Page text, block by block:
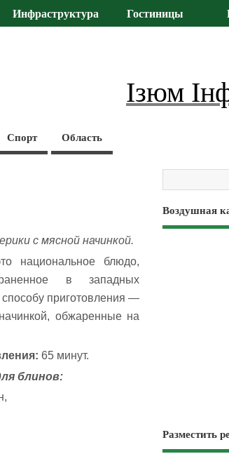
Инфраструктура Гостиницы
Ізюм
Спорт Область
с мясной начинкой.
национальное блюдо,
в западных
приготовления —
обжаренные на
65 минут.
блинов:
Воздушная
Разместить